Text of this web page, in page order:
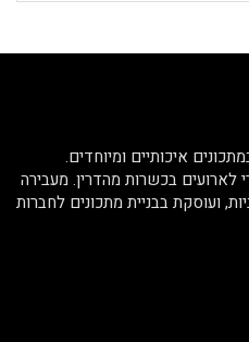
איכותיים ומיוחדים.
לארועים בכשרות מהדרין. מעבירה
ועוסקת בבניית מתכונים לחברות